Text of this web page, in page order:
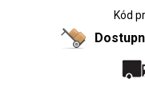
Kód